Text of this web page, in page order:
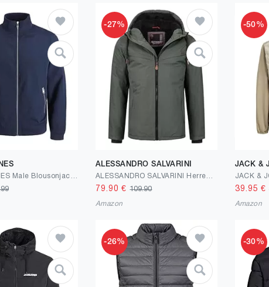
-27%
ALESSANDRO SALVARINI
79.90 €109.90
Amazon
-50%
JACK &
39.95 €
Amazon
-26% -30%